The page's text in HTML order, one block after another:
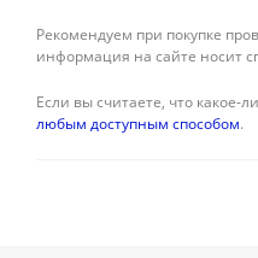
Рекомендуем при покупке
информация на сайте носит
Если вы считаете, что какое-
любым доступным способом.